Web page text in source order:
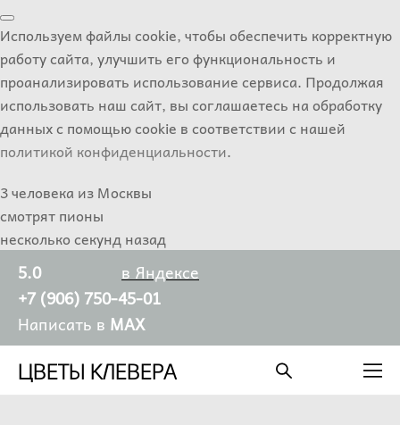
Используем файлы cookie, чтобы обеспечить корректную
работу сайта, улучшить его функциональность и
проанализировать использование сервиса. Продолжая
использовать наш сайт, вы соглашаетесь на обработку
данных с помощью cookie в соответствии с нашей
политикой конфиденциальности.
3 человека из Москвы
смотрят пионы
несколько секунд назад
5.0
в Яндексе
+7 (906) 750-45-01
Написать в MAX
ЦВЕТЫ КЛЕВЕРА